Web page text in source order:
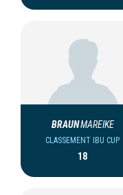
BRAUNMAREIKE
CLASSEMENT IBU CUP
18